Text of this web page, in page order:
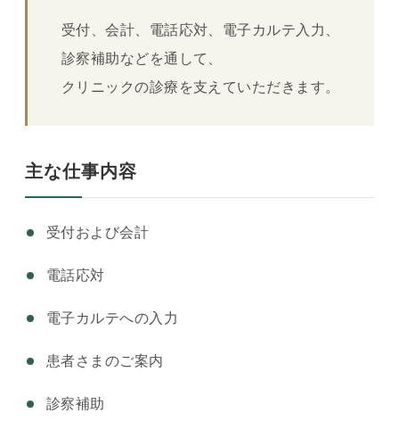
受付、会計、電話応対、電子カルテ入力、
診察補助などを通して、
クリニックの診療を支えていただきます。
主な仕事内容
受付および会計
電話応対
電子カルテへの入力
患者さまのご案内
診察補助